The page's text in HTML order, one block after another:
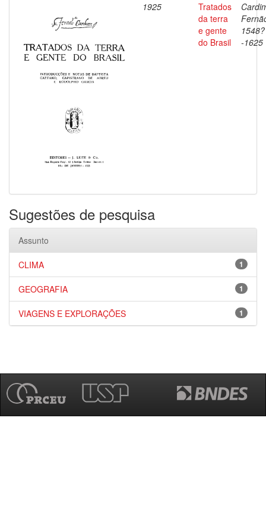
1925
Tratados
da terra
e gente
do Brasil
1548?
-1625
Sugestões de pesquisa
Assunto
1
CLIMA
1
GEOGRAFIA
1
VIAGENS E EXPLORAÇÕES